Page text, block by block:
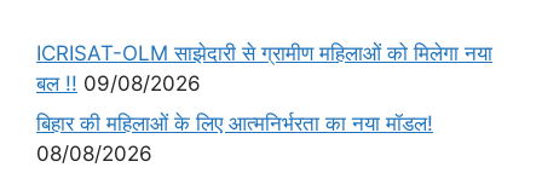
ICRISAT-OLM साझेदारी से ग्रामीण महिलाओं को मिलेगा नया
बल !! 09/08/2026
बिहार की महिलाओं के लिए आत्मनिर्भरता का नया मॉडल!
08/08/2026